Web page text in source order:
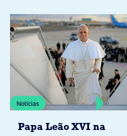
Notícias
Papa Leão XVI na